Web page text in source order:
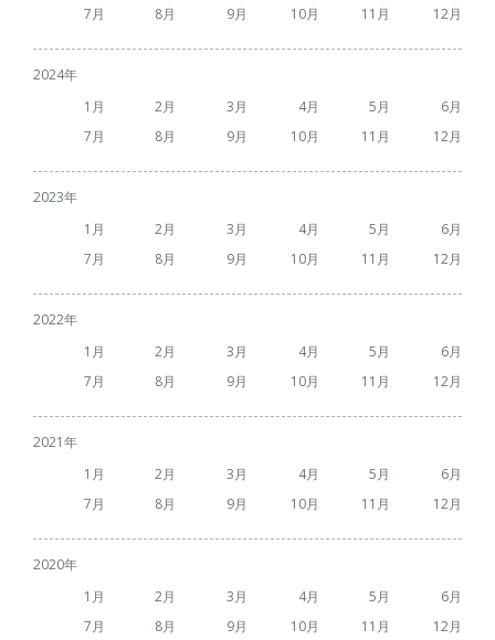
7
8 9 10 11 12
2024
1
2 3 4 5
6
7
8 9 10 11 12
2023
1
2 3 4 5
6
7
8 9 10 11 12
2022
1
2 3 4 5
6
7
8 9 10 11 12
2021
1
2 3 4 5
6
7
8 9 10 11 12
2020
1
2 3 4 5
6
7
8 9 10 11 12